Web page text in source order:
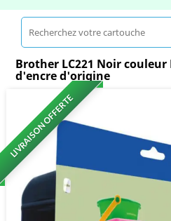
Brother LC221 Noir couleur
d'encre d'origine
LIVRAISON OFFERTE